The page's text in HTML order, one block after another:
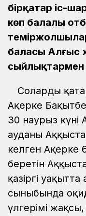
бірқатар іс-
көп балалы
баласы Алғыс
Солардың
Ақерке
30 наурыз
ауданы
келген Ақерке
беретін
қазіргі
сыныбында
үлгерімі